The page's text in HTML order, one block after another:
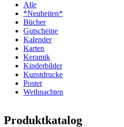
Alle
*Neuheiten*
Bücher
Gutscheine
Kalender
Karten
Keramik
Kinderbilder
Kunstdrucke
Poster
Weihnachten
Produktkatalog